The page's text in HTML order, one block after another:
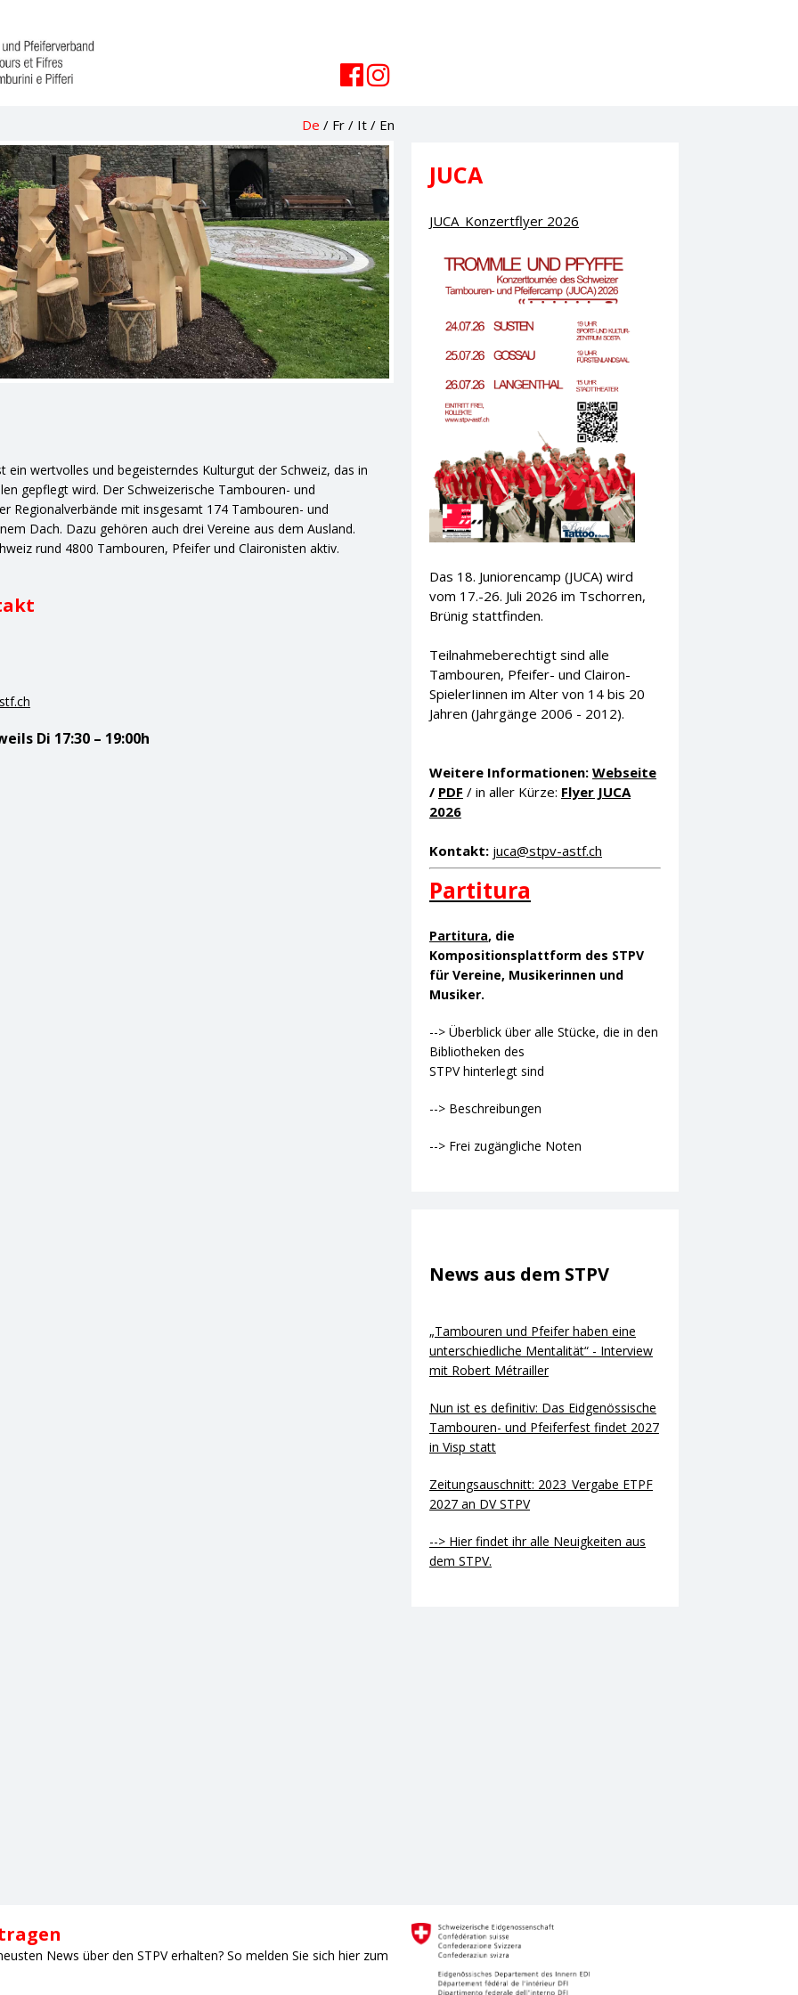
De / Fr / It / En
ein wertvolles und begeisterndes Kulturgut der Schweiz, das in
gepflegt wird. Der Schweizerische Tambouren- und
Regionalverbände mit insgesamt 174 Tambouren- und
Dach. Dazu gehören auch drei Vereine aus dem Ausland.
rund 4800 Tambouren, Pfeifer und Claironisten aktiv.
Di 17:30 – 19:00h
JUCA
JUCA_Konzertflyer 2026
Das 18. Juniorencamp (JUCA) wird
vom 17.-26. Juli 2026 im Tschorren,
Brünig stattfinden.
Teilnahmeberechtigt sind alle
Tambouren, Pfeifer- und Clairon-
SpielerIinnen im Alter von 14 bis 20
Jahren (Jahrgänge 2006 - 2012).
Weitere Informationen: Webseite
/ PDF / in aller Kürze: Flyer JUCA
2026
Kontakt: juca@stpv-astf.ch
Partitura
Partitura, die
Kompositionsplattform des STPV
für Vereine, Musikerinnen und
Musiker.
--> Überblick über alle Stücke, die in den
Bibliotheken des
STPV hinterlegt sind
--> Beschreibungen
--> Frei zugängliche Noten
News aus dem STPV
„Tambouren und Pfeifer haben eine
unterschiedliche Mentalität“ - Interview
mit Robert Métrailler
Nun ist es definitiv: Das Eidgenössische
Tambouren- und Pfeiferfest findet 2027
in Visp statt
Zeitungsauschnitt: 2023_Vergabe ETPF
2027 an DV STPV
--> Hier findet ihr alle Neuigkeiten aus
dem STPV.
News über den STPV erhalten? So melden Sie sich hier zum